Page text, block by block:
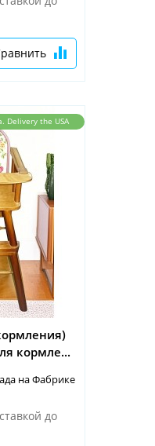
Delivery the USA
кормле...
на Фабрике
до